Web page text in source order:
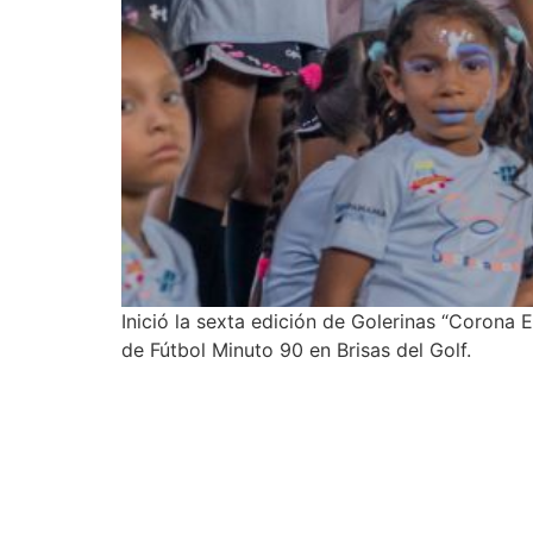
Inició la sexta edición de Golerinas
de Fútbol Minuto 90 en Brisas del Golf.